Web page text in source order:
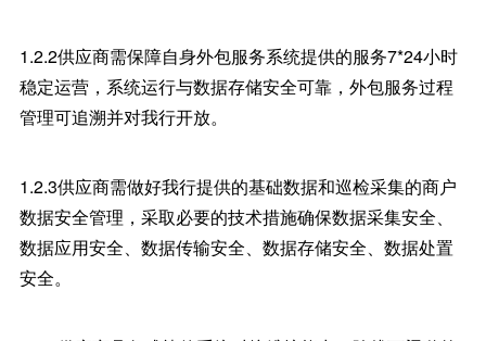
1.2.2供应商需保障自身外包服务系统提供的服务7*24小时
稳定运营，系统运行与数据存储安全可靠，外包服务过程
管理可追溯并对我行开放。
1.2.3供应商需做好我行提供的基础数据和巡检采集的商户
数据安全管理，采取必要的技术措施确保数据采集安全、
数据应用安全、数据传输安全、数据存储安全、数据处置
安全。